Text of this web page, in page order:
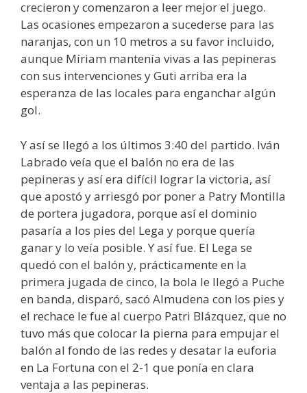
crecieron y comenzaron a leer mejor el juego.
Las ocasiones empezaron a sucederse para las
naranjas, con un 10 metros a su favor incluido,
aunque Míriam mantenía vivas a las pepineras
con sus intervenciones y Guti arriba era la
esperanza de las locales para enganchar algún
gol.
Y así se llegó a los últimos 3:40 del partido. Iván
Labrado veía que el balón no era de las
pepineras y así era difícil lograr la victoria, así
que apostó y arriesgó por poner a Patry Montilla
de portera jugadora, porque así el dominio
pasaría a los pies del Lega y porque quería
ganar y lo veía posible. Y así fue. El Lega se
quedó con el balón y, prácticamente en la
primera jugada de cinco, la bola le llegó a Puche
en banda, disparó, sacó Almudena con los pies y
el rechace le fue al cuerpo Patri Blázquez, que no
tuvo más que colocar la pierna para empujar el
balón al fondo de las redes y desatar la euforia
en La Fortuna con el 2-1 que ponía en clara
ventaja a las pepineras.